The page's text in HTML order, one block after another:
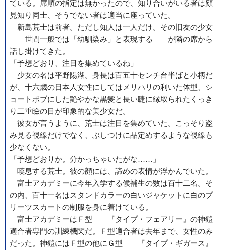
ている。席順の指定は無かったので、知り合いがいる者は顔
見知り同士、そうでない者は適当に座っていた。
新島荒士は前者。ただし知人は一人だけ。その旧友の少女
――世間一般では「幼馴染み」と表現する――が隣の席から
話し掛けてきた。
「予想どおり、注目を集めているね」
少女の名は平野陽湖。身長は百五十センチ台半ばと小柄だ
が、十六歳の日本人女性にしてはメリハリの利いた体型、シ
ョートボブにした艶やかな黒髪と長い睫に縁取られたくっき
り二重瞼の目が印象的な美少女だ。
彼女が言うように、荒士は注目を集めていた。こっそり盗
み見る視線だけでなく、ぶしつけに品定めするような視線も
少なくない。
「予想どおりか。分かっちゃいたがな……」
嘆息する荒士。彼の顔には、諦めの表情が浮かんでいた。
富士アカデミーに今年入学する候補生の数は百十二名。そ
の内、百十一名はスタンドカラーの白いジャケットに白のプ
リーツスカートの制服を身に着けている。
富士アカデミーはＦ型――『タイプ・フェアリー』の神鎧
適合者専門の訓練機関だ。Ｆ型適合者は去年まで、女性のみ
だった。神鎧にはＦ型の他にＧ型――『タイプ・ギガース』